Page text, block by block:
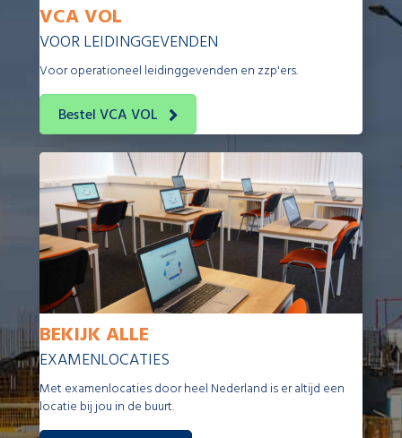
VCA VOL
VOOR LEIDINGGEVENDEN
Voor operationeel leidinggevenden en zzp'ers.
Bestel VCA VOL
BEKIJK ALLE
EXAMENLOCATIES
Met examenlocaties door heel Nederland is er altijd een
locatie bij jou in de buurt.